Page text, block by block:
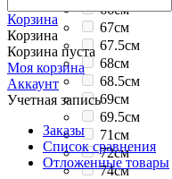
66см
67см
67.5см
68см
68.5см
69см
69.5см
71см
72см
74см
Корзина
Корзина
Корзина пуста
Моя корзина
Аккаунт
Учетная запись
Заказы
Список сравнения
Отложенные товары